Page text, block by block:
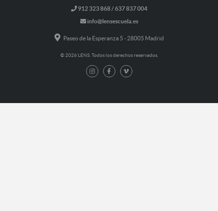
912 323 868 / 637 837 004
info@lensescuela.es
Paseo de la Esperanza 5 - 28005 Madrid
© 2026 LENS. Todos los derechos reservados.